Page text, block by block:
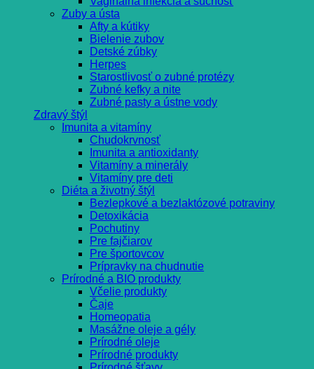
Zuby a ústa
Afty a kútiky
Bielenie zubov
Detské zúbky
Herpes
Starostlivosť o zubné protézy
Zubné kefky a nite
Zubné pasty a ústne vody
Zdravý štýl
Imunita a vitamíny
Chudokrvnosť
Imunita a antioxidanty
Vitamíny a minerály
Vitamíny pre deti
Diéta a životný štýl
Bezlepkové a bezlaktózové potraviny
Detoxikácia
Pochutiny
Pre fajčiarov
Pre športovcov
Prípravky na chudnutie
Prírodné a BIO produkty
Včelie produkty
Čaje
Homeopatia
Masážne oleje a gély
Prírodné oleje
Prírodné produkty